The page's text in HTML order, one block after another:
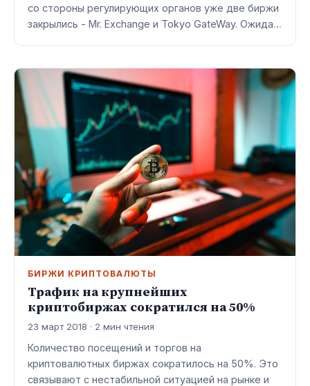
со стороны регулирующих органов уже две биржи
закрылись - Mr. Exchange и Tokyo GateWay. Ожида…
БИРЖИ КРИПТОВАЛЮТЫ
Трафик на крупнейших
криптобиржах сократился на 50%
23 март 2018 · 2 мин чтения
Количество посещений и торгов на
криптовалютных биржах сократилось на 50%. Это
связывают с нестабильной ситуацией на рынке и